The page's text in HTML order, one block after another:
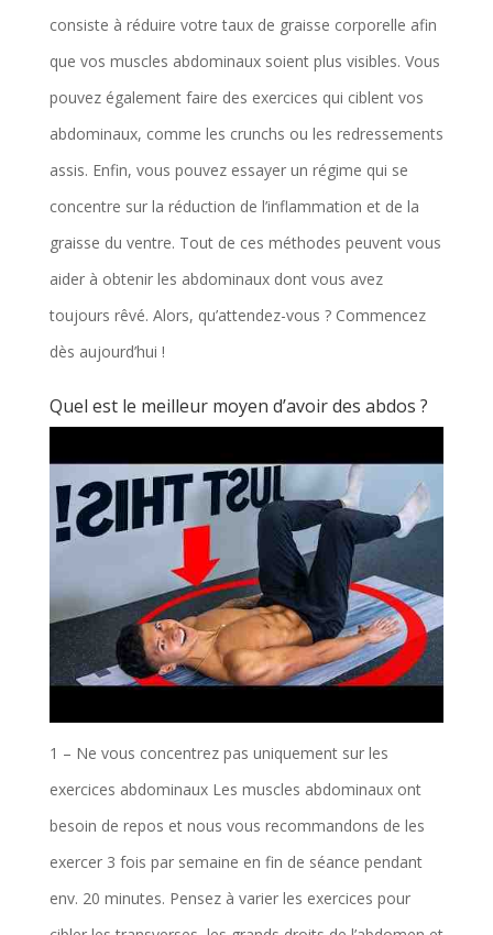
consiste à réduire votre taux de graisse corporelle afin
que vos muscles abdominaux soient plus visibles. Vous
pouvez également faire des exercices qui ciblent vos
abdominaux, comme les crunchs ou les redressements
assis. Enfin, vous pouvez essayer un régime qui se
concentre sur la réduction de l’inflammation et de la
graisse du ventre. Tout de ces méthodes peuvent vous
aider à obtenir les abdominaux dont vous avez
toujours rêvé. Alors, qu’attendez-vous ? Commencez
dès aujourd’hui !
Quel est le meilleur moyen d’avoir des abdos ?
1 – Ne vous concentrez pas uniquement sur les
exercices abdominaux Les muscles abdominaux ont
besoin de repos et nous vous recommandons de les
exercer 3 fois par semaine en fin de séance pendant
env. 20 minutes. Pensez à varier les exercices pour